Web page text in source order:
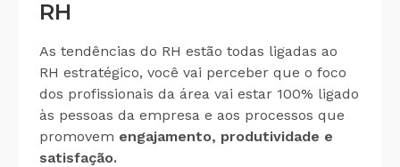
RH
As tendências do RH estão todas ligadas ao
RH estratégico, você vai perceber que o foco
dos profissionais da área vai estar 100% ligado
às pessoas da empresa e aos processos que
promovem engajamento, produtividade e
satisfação.